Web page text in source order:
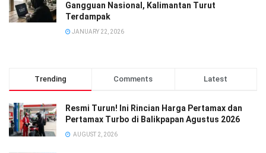
Gangguan Nasional, Kalimantan Turut
Terdampak
JANUARY 22, 2026
Trending Comments Latest
Resmi Turun! Ini Rincian Harga Pertamax dan
Pertamax Turbo di Balikpapan Agustus 2026
AUGUST 2, 2026